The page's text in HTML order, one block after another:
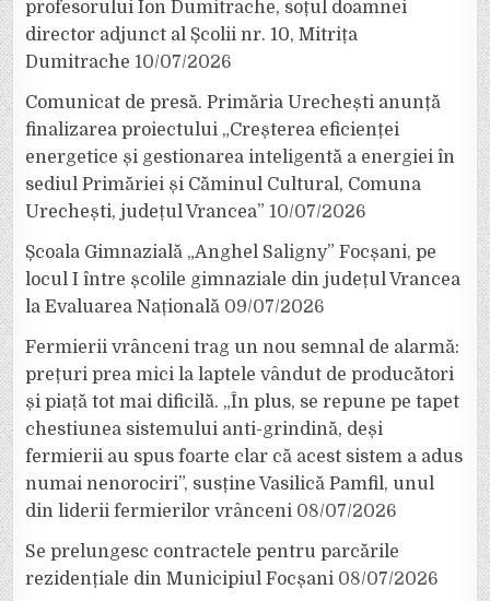
profesorului Ion Dumitrache, soțul doamnei
director adjunct al Școlii nr. 10, Mitrița
Dumitrache 10/07/2026
Comunicat de presă. Primăria Urechești anunță
finalizarea proiectului „Creșterea eficienței
energetice și gestionarea inteligentă a energiei în
sediul Primăriei și Căminul Cultural, Comuna
Urechești, județul Vrancea” 10/07/2026
Școala Gimnazială „Anghel Saligny” Focșani, pe
locul I între școlile gimnaziale din județul Vrancea
la Evaluarea Națională 09/07/2026
Fermierii vrânceni trag un nou semnal de alarmă:
prețuri prea mici la laptele vândut de producători
și piață tot mai dificilă. „În plus, se repune pe tapet
chestiunea sistemului anti-grindină, deși
fermierii au spus foarte clar că acest sistem a adus
numai nenorociri”, susține Vasilică Pamfil, unul
din liderii fermierilor vrânceni 08/07/2026
Se prelungesc contractele pentru parcările
rezidențiale din Municipiul Focșani 08/07/2026